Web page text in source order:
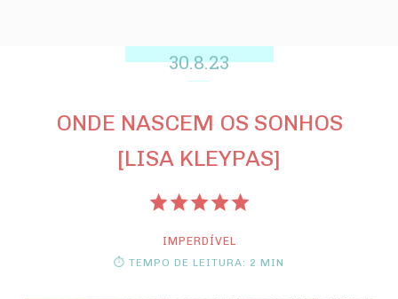
30.8.23
ONDE NASCEM OS SONHOS
[LISA KLEYPAS]
IMPERDÍVEL
⏱ TEMPO DE LEITURA: 2 MIN